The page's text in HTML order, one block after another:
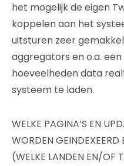
het mogelijk de eigen
koppelen aan het
uitsturen zeer
aggregators en o.a.
hoeveelheden data
systeem te laden.
WELKE PAGINA’S EN
WORDEN GEINDEXEERD
(WELKE LANDEN EN/OF